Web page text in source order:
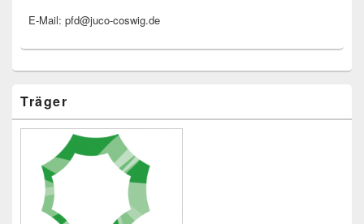
E-Mail: pfd@juco-coswig.de
Träger